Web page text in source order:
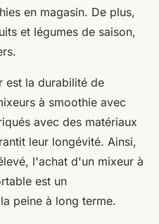
en magasin. De plus,
et légumes de saison,
est la durabilité de
à smoothie avec
avec des matériaux
leur longévité. Ainsi,
l'achat d'un mixeur à
est un
peine à long terme.